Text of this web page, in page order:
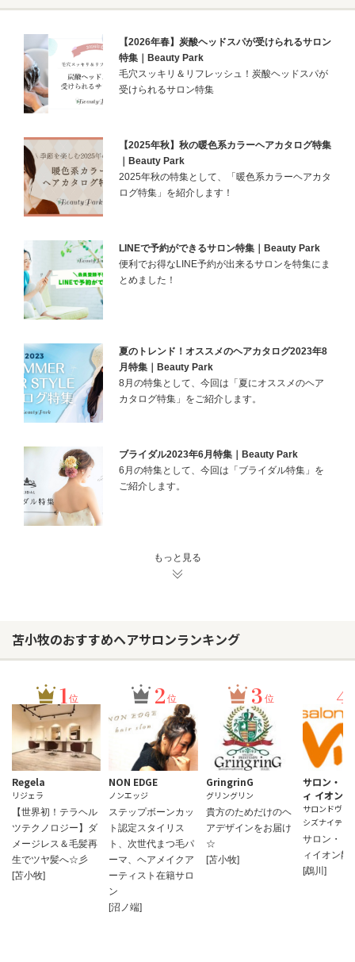
【2026年春】炭酸ヘッドスパが受けられるサロン
特集｜Beauty Park
毛穴スッキリ＆リフレッシュ！炭酸ヘッドスパが
受けられるサロン特集
【2025年秋】秋の暖色系カラーヘアカタログ特集
｜Beauty Park
2025年秋の特集として、「暖色系カラーヘアカタ
ログ特集」を紹介します！
LINEで予約ができるサロン特集｜Beauty Park
便利でお得なLINE予約が出来るサロンを特集にま
とめました！
夏のトレンド！オススメのヘアカタログ2023年8
月特集｜Beauty Park
8月の特集として、今回は「夏にオススメのヘア
カタログ特集」をご紹介します。
ブライダル2023年6月特集｜Beauty Park
6月の特集として、今回は「ブライダル特集」を
ご紹介します。
もっと見る
苫小牧のおすすめヘアサロンランキング
1位
Regela
リジェラ
【世界初！テラヘル
ツテクノロジー】ダ
メージレス＆毛髪再
生でツヤ髪へ☆彡
[苫小牧]
2 位
NON EDGE
ノンエッジ
ステップボーンカッ
ト認定スタイリス
ト、次世代まつ毛パ
ーマ、ヘアメイクア
ーティスト在籍サロ
ン
[沼ノ端]
3 位
GringrinG
グリングリン
貴方のためだけのヘ
アデザインをお届け
☆
[苫小牧]
4
サロン・ド
ィ イオン
サロンドヴィ
シズナイテン
サロン・ド
ィイオン静
[鵡川]